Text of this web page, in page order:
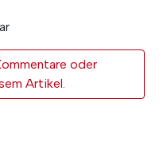
oder
Artikel.